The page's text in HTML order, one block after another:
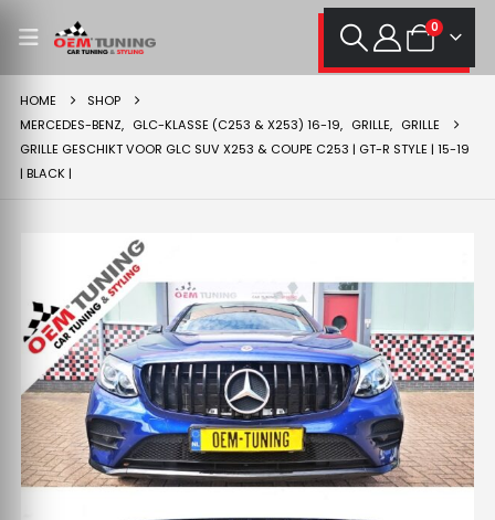
0
HOME
SHOP
MERCEDES-BENZ, GLC-KLASSE (C253 & X253) 16-19, GRILLE, GRILLE
GRILLE GESCHIKT VOOR GLC SUV X253 & COUPE C253 | GT-R STYLE | 15-19
| BLACK |